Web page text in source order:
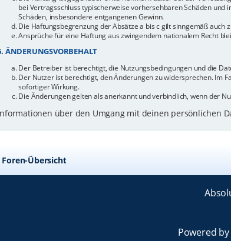
bei Vertragsschluss typischerweise vorhersehbaren Schäden
Schäden, insbesondere entgangenen Gewinn.
Die Haftungsbegrenzung der Absätze a bis c gilt sinngemäß
Ansprüche für eine Haftung aus zwingendem nationalem Recht
ÄNDERUNGSVORBEHALT
Der Betreiber ist berechtigt, die Nutzungsbedingungen und die
Der Nutzer ist berechtigt, den Änderungen zu widersprechen. Im
sofortiger Wirkung.
Die Änderungen gelten als anerkannt und verbindlich, wenn der
über den Umgang mit deinen persönlichen
Foren-Übersicht
Powered by